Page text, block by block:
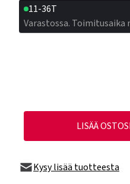
11-36T
Varastossa. Toimitusaika
LISÄÄ
Kysy lisää tuotteesta